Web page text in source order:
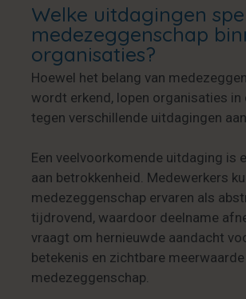
Welke uitdagingen
medezeggenschap
organisaties?
Hoewel het belang van
wordt erkend, lopen organisaties in
tegen verschillende uitdagingen aan.
Een veelvoorkomende uitdaging is
aan betrokkenheid. Medewerkers
medezeggenschap ervaren als
tijdrovend, waardoor deelname
vraagt om hernieuwde aandacht
betekenis en zichtbare meerwaarde
medezeggenschap.